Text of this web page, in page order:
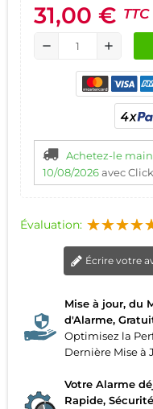
31,00 € TTC
remove add
Achetez-le
10/08/2026avec
Évaluation:
Écrire votre
Mise à jour, du
d'Alarme,
Optimisez la
Dernière Mise à
Votre Alarme
Rapide,